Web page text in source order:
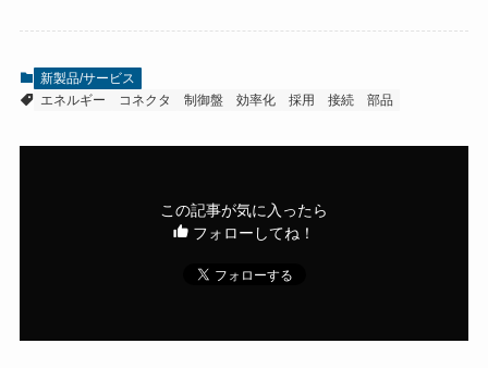
新製品/サービス
エネルギー
コネクタ 制御盤 効率化 採用 接続 部品
この記事が気に入ったら
フォローしてね！